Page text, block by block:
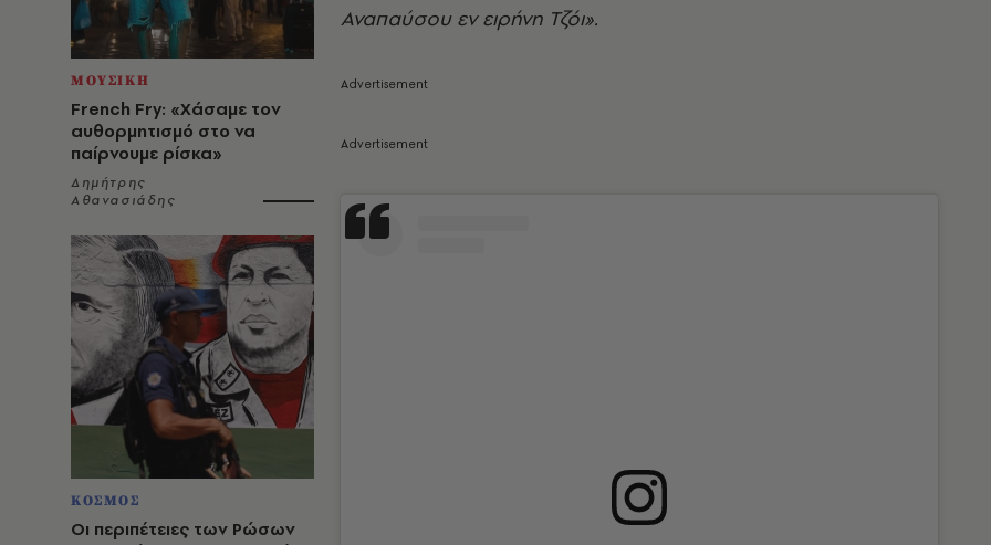
ΜΟΥΣΙΚΗ
French Fry: «Χάσαμε τον
αυθορμητισμό στο να
παίρνουμε ρίσκα»
Δημήτρης
Αθανασιάδης
ΚΟΣΜΟΣ
Οι περιπέτειες των Ρώσων
Αναπαύσου εν ειρήνη Τζόι».